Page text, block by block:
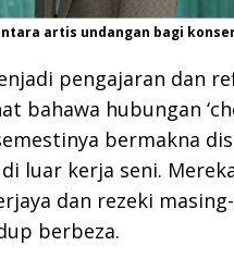
artis undangan bagi
pengajaran dan
bahawa hubungan
bermakna
luar kerja seni.
dan rezeki
berbeza.